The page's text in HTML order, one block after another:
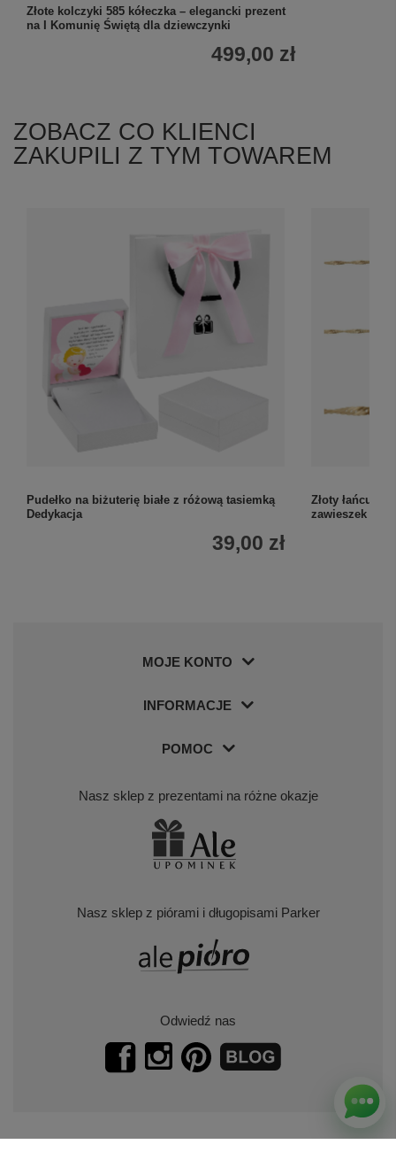
Złote kolczyki 585 kółeczka – elegancki prezent
na I Komunię Świętą dla dziewczynki
499,00 zł
ZOBACZ CO KLIENCI
ZAKUPILI Z TYM TOWAREM
Pudełko na biżuterię białe z różową tasiemką
Dedykacja
39,00 zł
Złoty
zawieszek
MOJE KONTO
INFORMACJE
POMOC
Nasz sklep z prezentami na różne okazje
Nasz sklep z piórami i długopisami Parker
Odwiedź nas